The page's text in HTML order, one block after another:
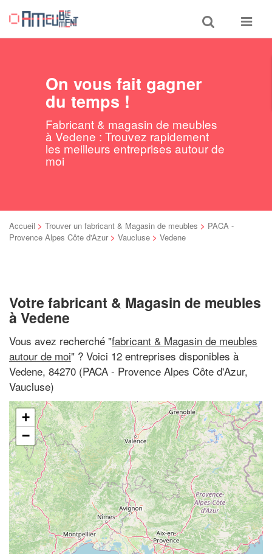
Toggle
search
Toggle
On vous fait gagner
du temps !
Fabricant & magasin de meubles
à Vedene : Trouvez rapidement
les meilleurs entreprises autour de
moi
Accueil > Trouver un fabricant & Magasin de meubles > PACA -
Provence Alpes Côte d'Azur > Vaucluse > Vedene
Votre fabricant & Magasin de meubles
à Vedene
Vous avez recherché "fabricant & Magasin de meubles
autour de moi" ? Voici 12 entreprises disponibles à
Vedene, 84270 (PACA - Provence Alpes Côte d'Azur,
Vaucluse)
+
−